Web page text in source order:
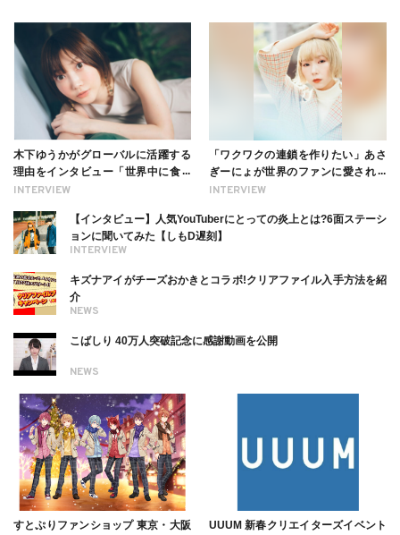
INTERVIEW
木下ゆうかがグローバルに活躍する
理由をインタビュー「世界中に食べ
る幸せを伝えたい」新事務所加入に
INTERVIEW
「ワクワクの連鎖を作りたい」あさ
ぎーにょが世界のファンに愛される
理由【インタビュー】
INTERVIEW
【インタビュー】人気YouTuberにとっての炎上とは?6面ステーシ
ョンに聞いてみた【しもD遅刻】
NEWS
キズナアイがチーズおかきとコラボ!クリアファイル入手方法を紹
介
NEWS
こばしり 40万人突破記念に感謝動画を公開
すとぷりファンショップ 東京・大阪
UUUM 新春クリエイターズイベント